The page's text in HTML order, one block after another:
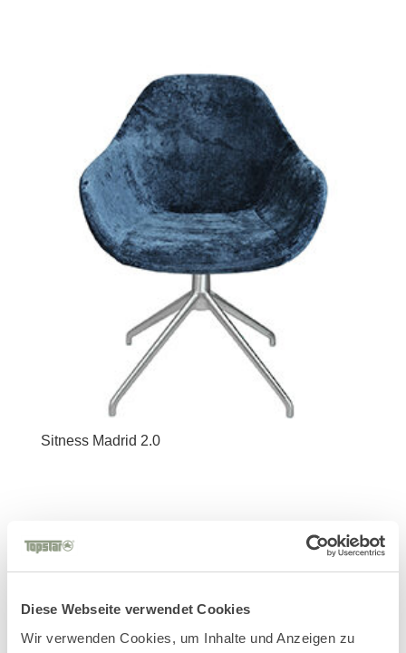
Diese Webseite verwendet Cookies
Wir verwenden Cookies, um Inhalte und Anzeigen zu
Sitness Madrid 2.0